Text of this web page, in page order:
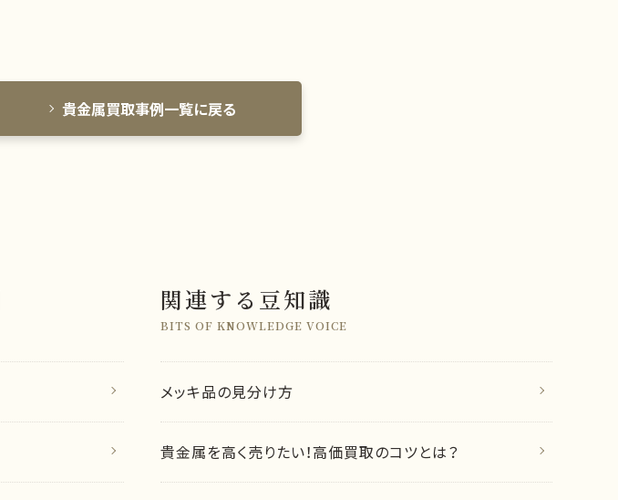
貴金属買取事例一覧に戻る
関連する豆知識
BITS OF KNOWLEDGE VOICE
メッキ品の見分け方
貴金属を高く売りたい！高価買取のコツとは？